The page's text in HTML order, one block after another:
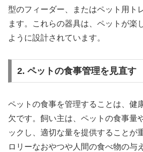
型のフィーダー、またはペット用ト
ます。これらの器具は、ペットが楽
ように設計されています。
2. ペットの食事管理を見直す
ペットの食事を管理することは、健
欠です。飼い主は、ペットの食事量
ックし、適切な量を提供することが
ロリーなおやつや人間の食べ物の与